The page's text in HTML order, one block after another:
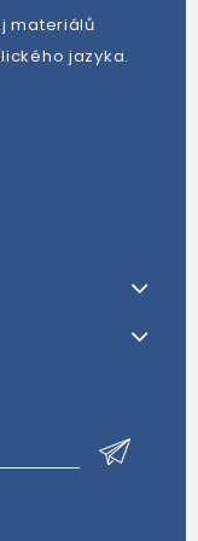
materiálů
jazyka.